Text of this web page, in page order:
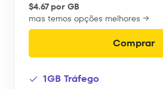
$4.67 por GB
mas temos opções melhores →
Comprar
1GB Tráfego